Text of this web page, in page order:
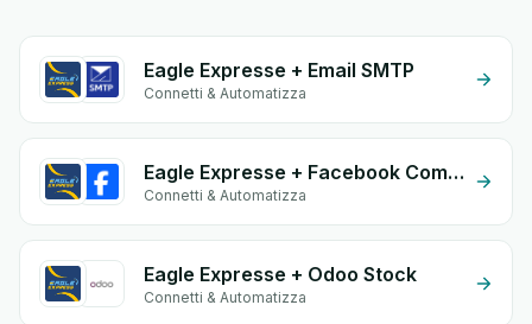
Eagle Expresse + Email SMTP
Connetti & Automatizza
Eagle Expresse + Facebook Commerce
Connetti & Automatizza
Eagle Expresse + Odoo Stock
Connetti & Automatizza